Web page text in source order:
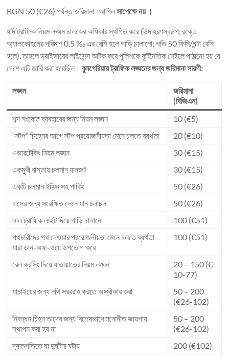
BGN 50 (€26) পর্যন্ত জরিমানা আপিলসাপেক্ষে নয় ।
যদি ট্রাফিক নিয়ম লঙ্ঘন চালকের অধিকার স্থগিত করে (উদাহরণস্বরূপ, রক্তে
অ্যালকোহলের পরিমাণ 0.5 ‰ এর বেশি হলে গাড়ি চালানো; গতি 50 কিমি/ঘন্টা বেশি
হলে), তাহলে ড্রাইভারের লাইসেন্স আটক করে পুলিশকে কূটনৈতিক মেইলে পাঠানো হয় যে
দেশে এটি জারি করা হয়েছিল।বুলগেরিয়ায় ট্রাফিক লঙ্ঘনের জন্য জরিমানা সারণী:
লঙ্ঘন
জরিমানা
(বিজিএন)
শব্দ সংকেত ব্যবহারের জন্য নিয়ম লঙ্ঘন
10 (€5)
“স্টপ” চিহ্নের আগে স্টপ প্রয়োজনীয়তা মেনে চলতে ব্যর্থতা
20 (€10)
ওভারটেকিং নিয়ম লঙ্ঘন
30 (€15)
একমুখী রাস্তায় চলমান যানজট
30 (€15)
একটি চলমান ইঞ্জিন সহ পার্কিং
50 (€26)
বাসের জন্য সংরক্ষিত লেনে যান চলাচল
50 (€26)
লাল ট্রাফিক লাইট দিয়ে গাড়ি চালানো
100 (€51)
পথচারীদের পথ দেওয়ার প্রয়োজনীয়তা মেনে চলতে ব্যর্থতা
যারা ডান-অফ-ওয়ে উপভোগ করে
100 (€51)
রেল ক্রসিং দিয়ে যাতায়াতের নিয়ম লঙ্ঘন
20 – 150 (€
10-77)
যাচাইয়ের জন্য নথি সরবরাহ করতে অস্বীকার করা
50 – 200
(€26-102)
নিবন্ধন চিহ্ন তাদের জন্য বিশেষভাবে মনোনীত জায়গায়
স্থাপন করা হয় না
50 – 200
(€26-102)
দ্রুতগতিতে যা দুর্ঘটনা ঘটায়
200 (€102)